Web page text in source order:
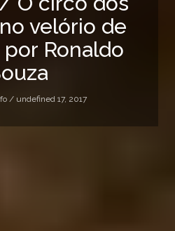
velório de
Ronaldo
/ undefined 17, 2017